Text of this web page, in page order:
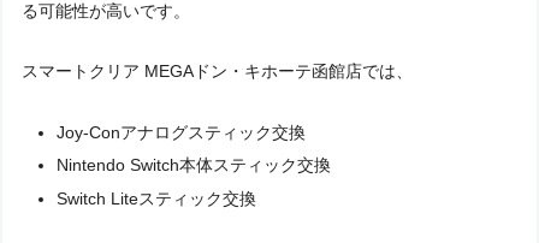
る可能性が高いです。
スマートクリア MEGAドン・キホーテ函館店では、
Joy-Conアナログスティック交換
Nintendo Switch本体スティック交換
Switch Liteスティック交換